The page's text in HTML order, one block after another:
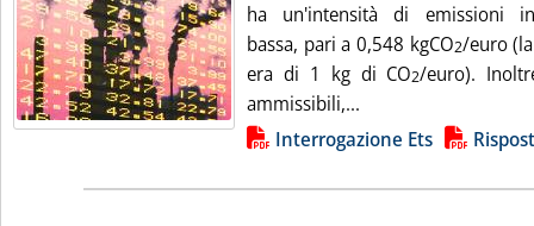
ha un'intensità di emissioni
bassa, pari a 0,548 kgCO2/euro
era di 1 kg di CO2/euro).
ammissibili,...
Lista allegati PDF alla notiziaInterrogazione Ets